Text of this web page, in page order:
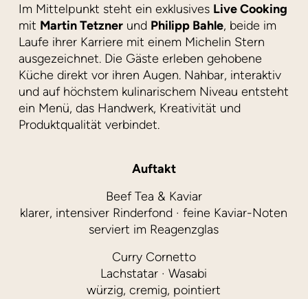
Im Mittelpunkt steht ein exklusives Live Cooking
mit Martin Tetznerund Philipp Bahle, beide im
Laufe ihrer Karriere mit einem Michelin Stern
ausgezeichnet. Die Gäste erleben gehobene
Küche direkt vor ihren Augen. Nahbar, interaktiv
und auf höchstem kulinarischem Niveau entsteht
ein Menü, das Handwerk, Kreativität und
Produktqualität verbindet.
Auftakt
Beef Tea & Kaviar
klarer, intensiver Rinderfond · feine Kaviar-Noten
serviert im Reagenzglas
Curry Cornetto
Lachstatar · Wasabi
würzig, cremig, pointiert